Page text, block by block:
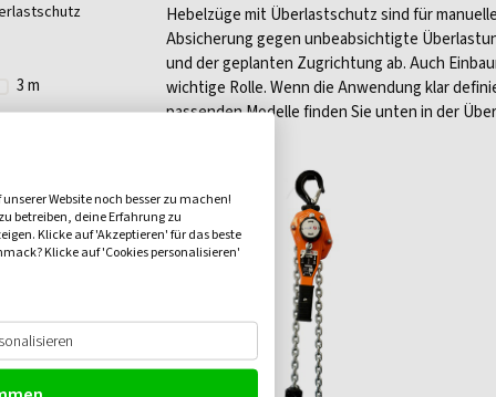
3 m
6,3 t
9 t
ELLER
Hebelzüge mit Überlastschutz sind für
Absicherung gegen unbeabsichtigte
und der geplanten Zugrichtung ab. Auch
wichtige Rolle. Wenn die Anwendung klar
passenden Modelle finden Sie unten in der
Website noch besser zu machen!
betreiben, deine Erfahrung zu
Klicke auf 'Akzeptieren' für das beste
Klicke auf 'Cookies personalisieren'